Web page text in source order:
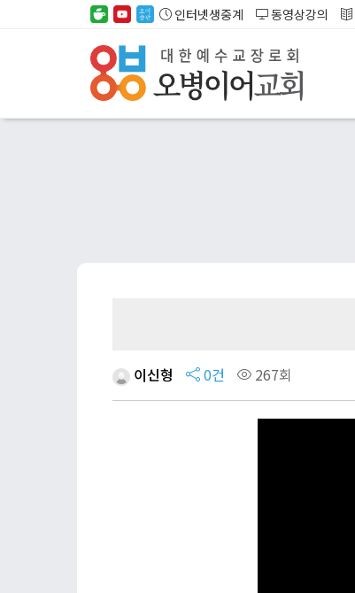
인터넷생중계 동영상강의
이신형 0건 267회